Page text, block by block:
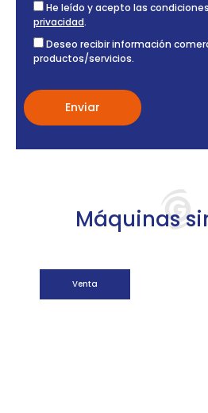
He leído y acepto las
privacidad.
Deseo recibir información
productos/servicios.
Máquinas
Venta